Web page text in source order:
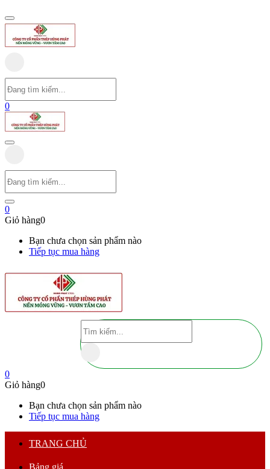
0
0
Giỏ hàng0
Bạn chưa chọn sản phẩm nào
Tiếp tục mua hàng
0
Giỏ hàng0
Bạn chưa chọn sản phẩm nào
Tiếp tục mua hàng
TRANG CHỦ